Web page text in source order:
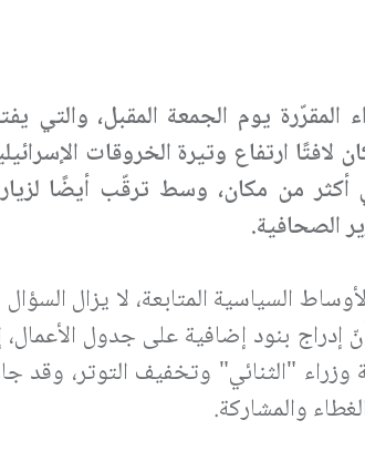
المقرّرة يوم الجمعة المقبل،
ارتفاع وتيرة الخروقات
من مكان، وسط ترقّب أيضًا
الصحافية.
السياسية المتابعة، لا يزال
إدراج بنود إضافية على جدول
"الثنائي" وتخفيف التوتر، وقد
والمشاركة.